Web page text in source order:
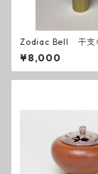
Zodiac Bell 干支
¥8,000